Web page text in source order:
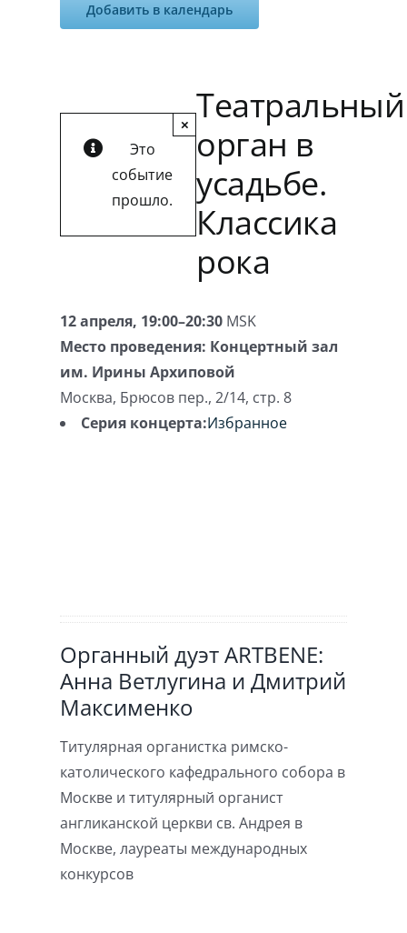
Добавить в календарь
Это
событие
прошло.
× Театральный
орган в
усадьбе.
Классика
рока
12 апреля, 19:00–20:30 MSK
Место проведения: Концертный зал
им. Ирины Архиповой
Москва, Брюсов пер., 2/14, стр. 8
Серия концерта:Избранное
Органный дуэт ARTBENE:
Анна Ветлугина и Дмитрий
Максименко
Титулярная органистка римско-
католического кафедрального собора в
Москве и титулярный органист
англиканской церкви св. Андрея в
Москве, лауреаты международных
конкурсов